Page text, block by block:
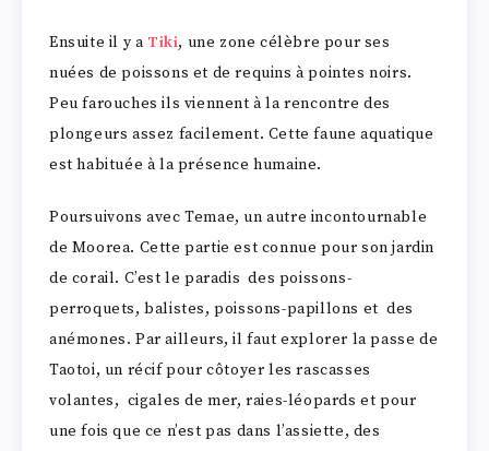
Ensuite il y a Tiki, une zone célèbre pour ses
nuées de poissons et de requins à pointes noirs.
Peu farouches ils viennent à la rencontre des
plongeurs assez facilement. Cette faune aquatique
est habituée à la présence humaine.
Poursuivons avec Temae, un autre incontournable
de Moorea. Cette partie est connue pour son jardin
de corail. C’est le paradis des poissons-
perroquets, balistes, poissons-papillons et des
anémones. Par ailleurs, il faut explorer la passe de
Taotoi, un récif pour côtoyer les rascasses
volantes, cigales de mer, raies-léopards et pour
une fois que ce n’est pas dans l’assiette, des